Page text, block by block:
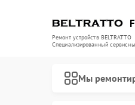
Ремонт устройств BELTRATTO
Специализированный
Мы